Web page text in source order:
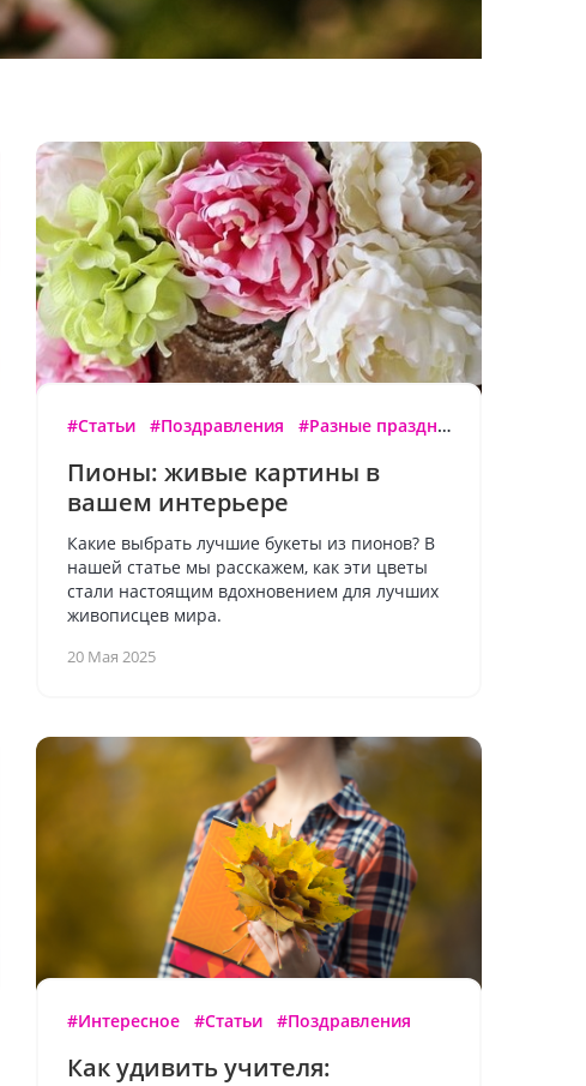
#Статьи #Поздравления #Разные праздники
Пионы: живые картины в
вашем интерьере
Какие выбрать лучшие букеты из пионов? В
нашей статье мы расскажем, как эти цветы
стали настоящим вдохновением для лучших
живописцев мира.
20 Мая 2025
#Интересное #Статьи #Поздравления
Как удивить учителя: